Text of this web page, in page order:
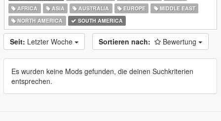
AFRICA
ASIA AUSTRALIA EUROPE
MIDDLE EAST
NORTH AMERICA
SOUTH AMERICA
Seit: Letzter Woche Sortieren nach: Bewertung
Es wurden keine Mods gefunden, die deinen Suchkriterien
entsprechen.